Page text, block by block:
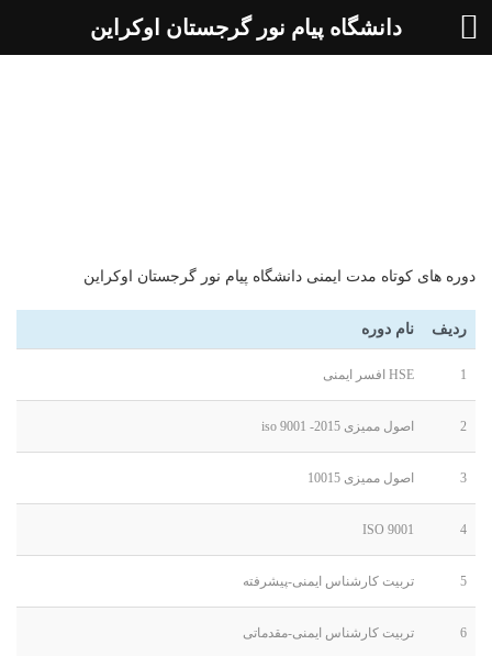
دوره های کوتاه مدت ایمنی دانشگاه پیام نور گرجستان اوکراین
ردیف نام دوره
1 HSE افسر ایمنی
2 اصول ممیزی 2015- 9001 iso
3 اصول ممیزی 10015
4
9001 ISO
5 تربیت کارشناس ایمنی-پیشرفته
6 تربیت کارشناس ایمنی-مقدماتی
دانشگاه پیام نور گرجستان اوکراین